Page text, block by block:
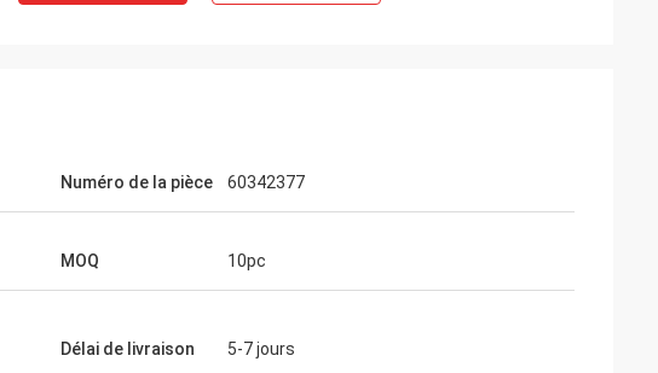
Numéro de la pièce 60342377
MOQ 10pc
Délai de livraison 5-7 jours